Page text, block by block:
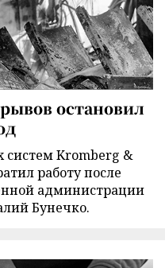
остановил
систем Kromberg &
работу после
администрации
Бунечко.